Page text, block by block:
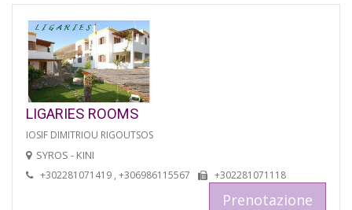
LIGARIES ROOMS
IOSIF DIMITRIOU RIGOUTSOS
SYROS - KINI
+302281071419 , +306986115567 +302281071118
Prenotazione